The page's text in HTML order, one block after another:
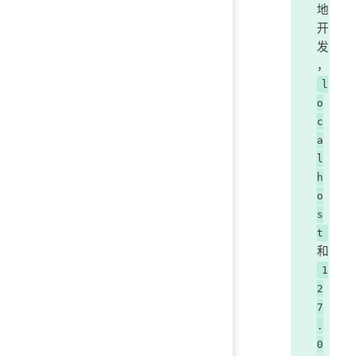
地
开
发
，
l
o
c
a
l
h
o
s
t
和
1
2
7
.
0